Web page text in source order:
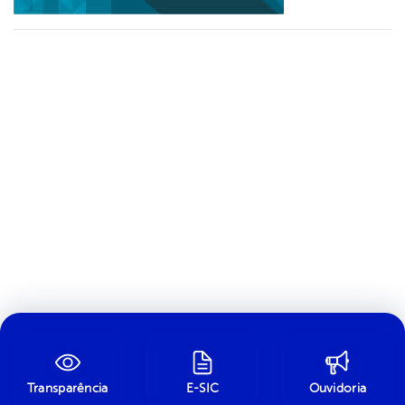
Transparência E-SIC Ouvidoria